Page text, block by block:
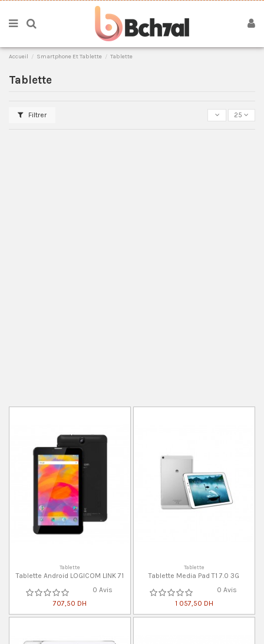
Accueil Smartphone Et Tablette Tablette
Tablette
Filtrer 25
Tablette
Tablette Android LOGICOM LINK 71
0 Avis
707,50 DH
Tablette
Tablette Media Pad T1 7.0 3G
0 Avis
1 057,50 DH